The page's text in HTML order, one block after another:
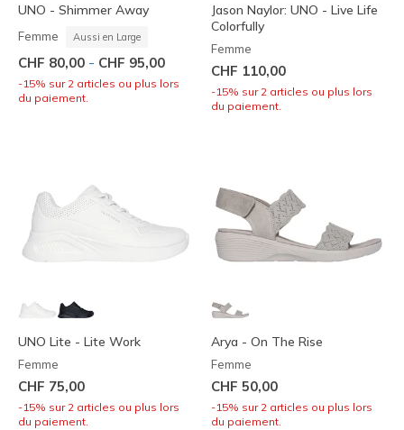
UNO - Shimmer Away
Femme Aussi en Large
CHF 80,00 - CHF 95,00
-15% sur 2 articles ou plus lors
du paiement.
Jason Naylor: UNO - Live Life
Colorfully
Femme
CHF 110,00
-15% sur 2 articles ou plus lors
du paiement.
UNO Lite - Lite Work
Femme
CHF 75,00
-15% sur 2 articles ou plus lors
du paiement.
Arya - On The Rise
Femme
CHF 50,00
-15% sur 2 articles ou plus lors
du paiement.